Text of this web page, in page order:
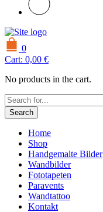
0
Cart: 0,00 €
No products in the cart.
Search
Home
Shop
Handgemalte Bilder
Wandbilder
Fototapeten
Paravents
Wandtattoo
Kontakt